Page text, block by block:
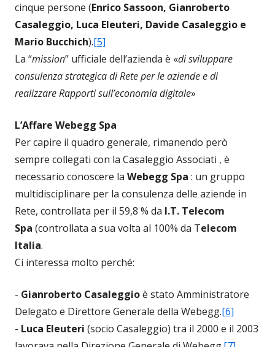
cinque persone (Enrico Sassoon, Gianroberto
Casaleggio, Luca Eleuteri, Davide Casaleggio e
Mario Bucchich).[5]
La “mission” ufficiale dell’azienda è «di sviluppare
consulenza strategica di Rete per le aziende e di
realizzare Rapporti sull’economia digitale»
L’Affare Webegg Spa
Per capire il quadro generale, rimanendo però
sempre collegati con la Casaleggio Associati , è
necessario conoscere la Webegg Spa : un gruppo
multidisciplinare per la consulenza delle aziende in
Rete, controllata per il 59,8 % da I.T. Telecom
Spa (controllata a sua volta al 100% da Telecom
Italia.
Ci interessa molto perché:
- Gianroberto Casaleggioè stato Amministratore
Delegato e Direttore Generale della Webegg.[6]
- Luca Eleuteri (socio Casaleggio) tra il 2000 e il 2003